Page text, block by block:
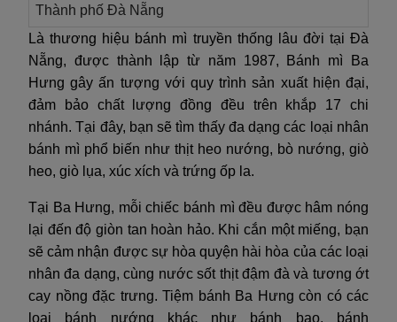
Thành phố Đà Nẵng
Là thương hiệu bánh mì truyền thống lâu đời tại Đà
Nẵng, được thành lập từ năm 1987, Bánh mì Ba
Hưng gây ấn tượng với quy trình sản xuất hiện đại,
đảm bảo chất lượng đồng đều trên khắp 17 chi
nhánh. Tại đây, bạn sẽ tìm thấy đa dạng các loại nhân
bánh mì phổ biến như thịt heo nướng, bò nướng, giò
heo, giò lụa, xúc xích và trứng ốp la.
Tại Ba Hưng, mỗi chiếc bánh mì đều được hâm nóng
lại đến độ giòn tan hoàn hảo. Khi cắn một miếng, bạn
sẽ cảm nhận được sự hòa quyện hài hòa của các loại
nhân đa dạng, cùng nước sốt thịt đậm đà và tương ớt
cay nồng đặc trưng. Tiệm bánh Ba Hưng còn có các
loại bánh nướng khác như bánh bao, bánh